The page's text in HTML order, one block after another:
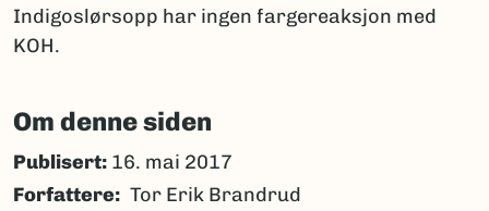
Indigoslørsopp har ingen fargereaksjon med
KOH.
Om denne siden
Publisert: 16. mai 2017
Forfattere
Tor Erik Brandrud